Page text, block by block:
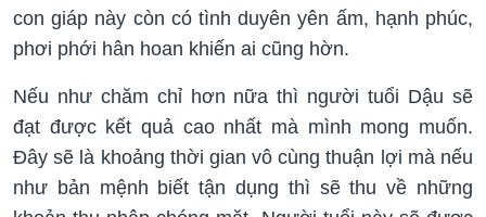
con giáp này còn có tình duyên yên ấm, hạnh phúc,
phơi phới hân hoan khiến ai cũng hờn.
Nếu như chăm chỉ hơn nữa thì người tuổi Dậu sẽ
đạt được kết quả cao nhất mà mình mong muốn.
Đây sẽ là khoảng thời gian vô cùng thuận lợi mà nếu
như bản mệnh biết tận dụng thì sẽ thu về những